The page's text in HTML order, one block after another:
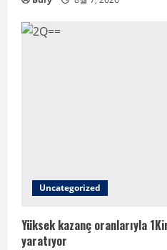
Uncategorized
Yüksek kazanç oranlarıyla
yaratıyor